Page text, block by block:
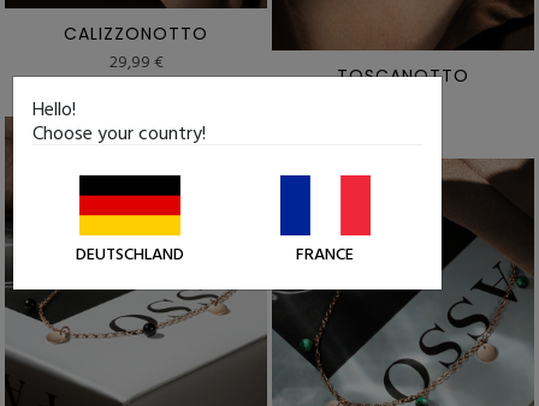
CALIZZONOTTO
29,99 € TOSCANOTTO
Hello!
Choose your country!
DEUTSCHLAND FRANCE